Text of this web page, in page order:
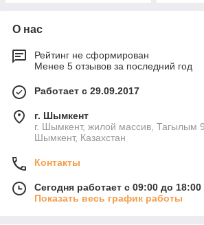
О нас
Рейтинг не сформирован
Менее 5 отзывов за последний год
Работает с 29.09.2017
г. Шымкент
г. Шымкент, жилой массив, Тагылым
Шымкент, Казахстан
Контакты
Сегодня работает с 09:00 до 18:00
Показать весь график работы